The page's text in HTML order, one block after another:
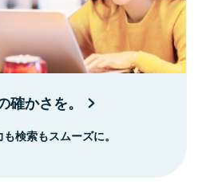
かさを。
検索もスムーズに。